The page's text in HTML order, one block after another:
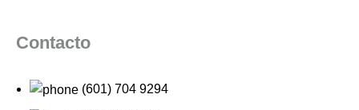
Contacto
(601) 704 9294